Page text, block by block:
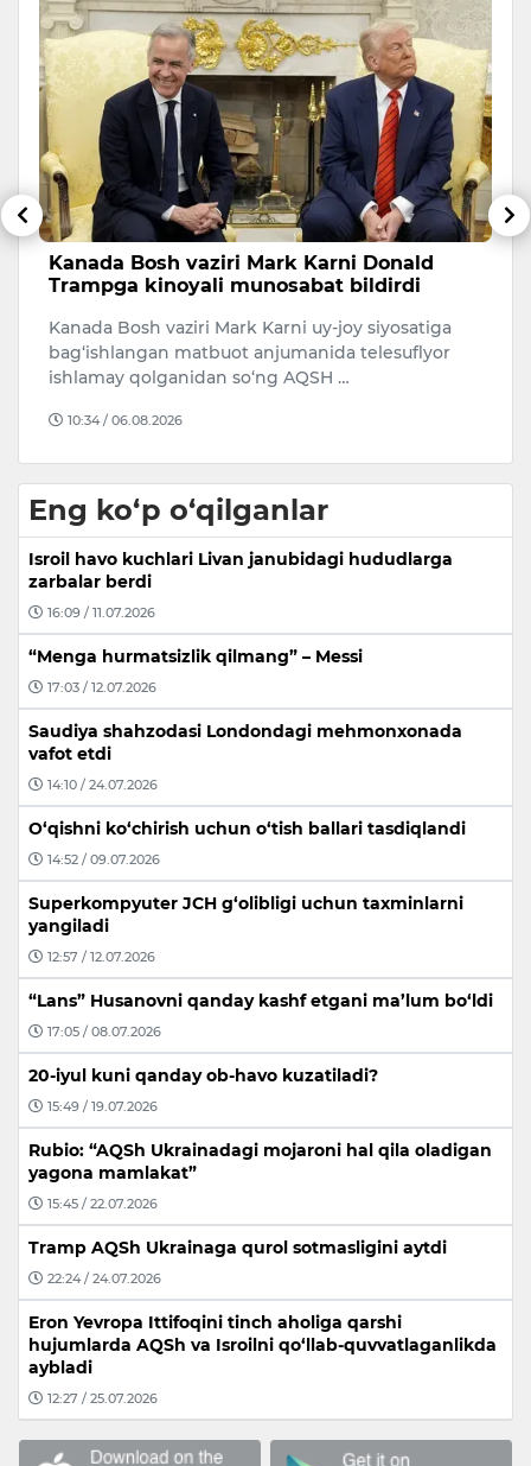
Kanada Bosh vaziri Mark Karni Donald
Trampga kinoyali munosabat bildirdi
Kanada Bosh vaziri Mark Karni uy-joy siyosatiga
bag‘ishlangan matbuot anjumanida telesuflyor
ishlamay qolganidan so‘ng AQSH …
10:34 / 06.08.2026
Eng ko‘p o‘qilganlar
Isroil havo kuchlari Livan janubidagi hududlarga
zarbalar berdi
16:09 / 11.07.2026
“Menga hurmatsizlik qilmang” – Messi
17:03 / 12.07.2026
Saudiya shahzodasi Londondagi mehmonxonada
vafot etdi
14:10 / 24.07.2026
O‘qishni ko‘chirish uchun o‘tish ballari tasdiqlandi
14:52 / 09.07.2026
Superkompyuter JCH g‘olibligi uchun taxminlarni
yangiladi
12:57 / 12.07.2026
“Lans” Husanovni qanday kashf etgani ma’lum bo‘ldi
17:05 / 08.07.2026
20-iyul kuni qanday ob-havo kuzatiladi?
15:49 / 19.07.2026
Rubio: “AQSh Ukrainadagi mojaroni hal qila oladigan
yagona mamlakat”
15:45 / 22.07.2026
Tramp AQSh Ukrainaga qurol sotmasligini aytdi
22:24 / 24.07.2026
Eron Yevropa Ittifoqini tinch aholiga qarshi
hujumlarda AQSh va Isroilni qo‘llab-quvvatlaganlikda
aybladi
12:27 / 25.07.2026